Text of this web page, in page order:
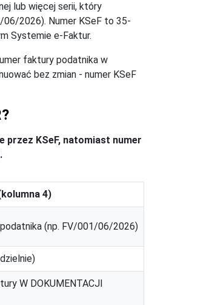
lub więcej serii, który
2026). Numer KSeF to 35-
Systemie e-Faktur.
faktury podatnika w
bez zmian - numer KSeF
przez KSeF, natomiast numer
4)
(np. FV/001/06/2026)
W DOKUMENTACJI